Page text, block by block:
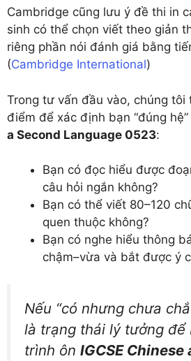
Cambridge cũng lưu ý đề thi in
sinh có thể chọn viết theo giản
riêng phần nói đánh giá bằng
(Cambridge International)
Trong tư vấn đầu vào, chúng tôi
điểm để xác định bạn “đúng hệ”
a Second Language 0523:
Bạn có đọc hiểu được
câu hỏi ngắn không?
Bạn có thể viết 80–120
quen thuộc không?
Bạn có nghe hiểu thông
chậm–vừa và bắt được ý
Nếu “có nhưng chưa
là trạng thái lý tưởng để
trình ôn IGCSE Chinese